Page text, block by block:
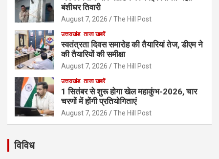
बंशीधर तिवारी
August 7, 2026 The Hill Post
उत्तराखंड ताजा खबरें
स्वतंत्रता दिवस समारोह की तैयारियां तेज, डीएम ने
की तैयारियों की समीक्षा
August 7, 2026 The Hill Post
उत्तराखंड ताजा खबरें
1 सितंबर से शुरू होगा खेल महाकुंभ-2026, चार
चरणों में होंगी प्रतियोगिताएं
August 7, 2026 The Hill Post
विविध